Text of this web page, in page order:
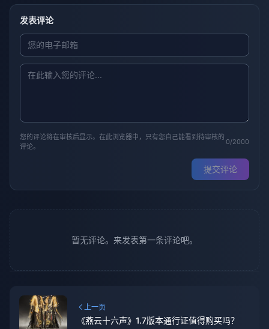
发表评论
您的评论将在审核后显示。在此浏览器中，只有您自己能看到待审核的
评论。
0/2000
提交评论
暂无评论。来发表第一条评论吧。
上一页
《燕云十六声》1.7版本通行证值得购买吗？